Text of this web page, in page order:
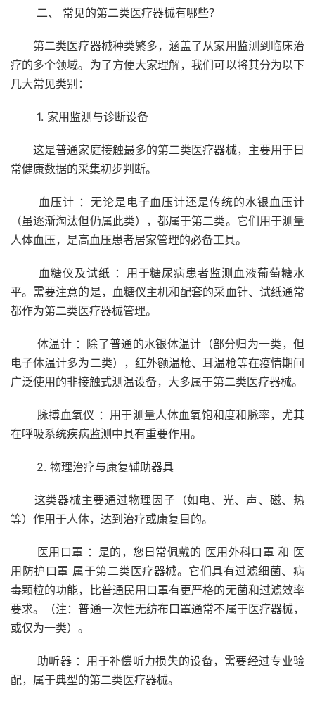
二、 常见的第二类医疗器械有哪些？
第二类医疗器械种类繁多，涵盖了从家用监测到临床治
疗的多个领域。为了方便大家理解，我们可以将其分为以下
几大常见类别：
1. 家用监测与诊断设备
这是普通家庭接触最多的第二类医疗器械，主要用于日
常健康数据的采集初步判断。
血压计 ：无论是电子血压计还是传统的水银血压计
（虽逐渐淘汰但仍属此类），都属于第二类。它们用于测量
人体血压，是高血压患者居家管理的必备工具。
血糖仪及试纸 ：用于糖尿病患者监测血液葡萄糖水
平。需要注意的是，血糖仪主机和配套的采血针、试纸通常
都作为第二类医疗器械管理。
体温计 ：除了普通的水银体温计（部分归为一类，但
电子体温计多为二类），红外额温枪、耳温枪等在疫情期间
广泛使用的非接触式测温设备，大多属于第二类医疗器械。
脉搏血氧仪 ：用于测量人体血氧饱和度和脉率，尤其
在呼吸系统疾病监测中具有重要作用。
2. 物理治疗与康复辅助器具
这类器械主要通过物理因子（如电、光、声、磁、热
等）作用于人体，达到治疗或康复目的。
医用口罩 ：是的，您日常佩戴的 医用外科口罩 和 医
用防护口罩 属于第二类医疗器械。它们具有过滤细菌、病
毒颗粒的功能，比普通民用口罩有更严格的无菌和过滤效率
要求。（注：普通一次性无纺布口罩通常不属于医疗器械，
或仅为一类）。
助听器 ：用于补偿听力损失的设备，需要经过专业验
配，属于典型的第二类医疗器械。